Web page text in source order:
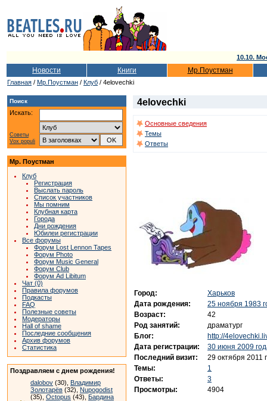
10.10.
Новости Книги Мр.Поустман
Главная / Мр.Поустман / Клуб / 4elovechki
Поиск
Искать:
Советы
Vox populi
Мр. Поустман
Клуб
Регистрация
Выслать пароль
Список участников
Мы помним
Клубная карта
Города
Дни рождения
Юбилеи регистрации
Все форумы
Форум Lost Lennon Tapes
Форум Photo
Форум Music General
Форум Club
Форум Ad Libitum
Чат (0)
Правила форумов
Подкасты
FAQ
Полезные советы
Модераторы
Hall of shame
Последние сообщения
Архив форумов
Статистика
Поздравляем с днем рождения!
dalobov (30), Владимир
Золотарёв (32), Nupogodist
(35), Octopus (43), Бардина
4elovechki
Основные сведения
Темы
Ответы
Город:
Харьков
Дата рождения:
25 ноября 1983
Возраст:
42
Род занятий:
драматург
Блог:
http://
Дата регистрации:
30 июня 2009
Последний визит:
29 октября 2011
Темы:
1
Ответы:
3
Просмотры:
4904